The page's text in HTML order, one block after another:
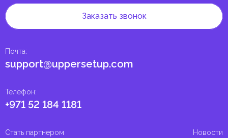
Телефон:
+971 52 184 1181
Почта:
support@uppersetup.com
Заказать звонок
Стать партнером Новости